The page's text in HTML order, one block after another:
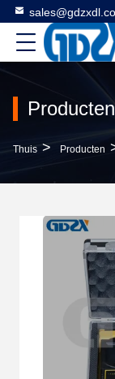
Producten
Thuis > Producten